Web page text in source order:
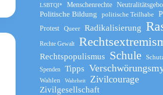
LSBTQI* Menschenrechte
Politische Bildung politische Teilhabe
Protest Queer Radikalisierung
Rechte Gewalt
Rechtspopulismus Schule
Spenden
Tipps
Wahlen Wahrheit Zivilcourage
Zivilgesellschaft